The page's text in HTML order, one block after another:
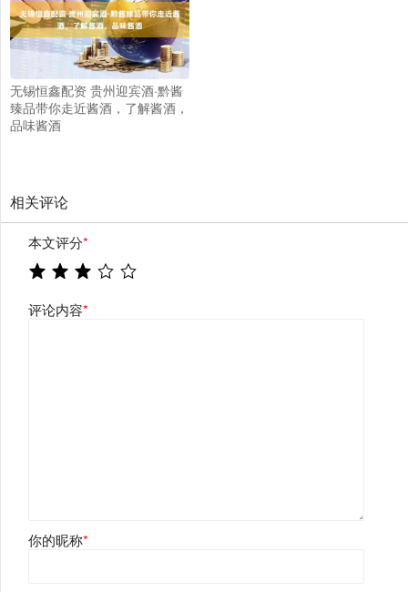
无锡恒鑫配资 贵州迎宾酒·黔酱
臻品带你走近酱酒，了解酱酒，
品味酱酒
相关评论
本文评分*
评论内容*
你的昵称*